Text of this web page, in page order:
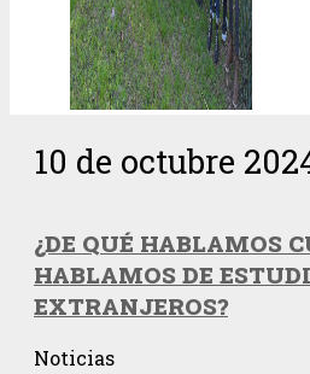
10 de octubre
¿DE QUÉ HABLAMOS
HABLAMOS DE
EXTRANJEROS?
Noticias